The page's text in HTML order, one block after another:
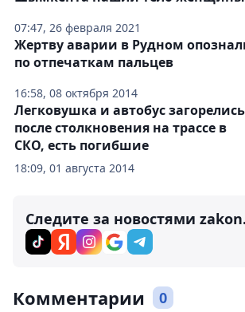
07:47, 26 февраля 2021
16:58, 08 октября 2014
Жертву аварии в Рудном
по отпечаткам пальцев
18:09, 01 августа 2014
Легковушка и автобус загорелись
после столкновения на трассе в
СКО, есть погибшие
Следите за новостями
Комментарии 0